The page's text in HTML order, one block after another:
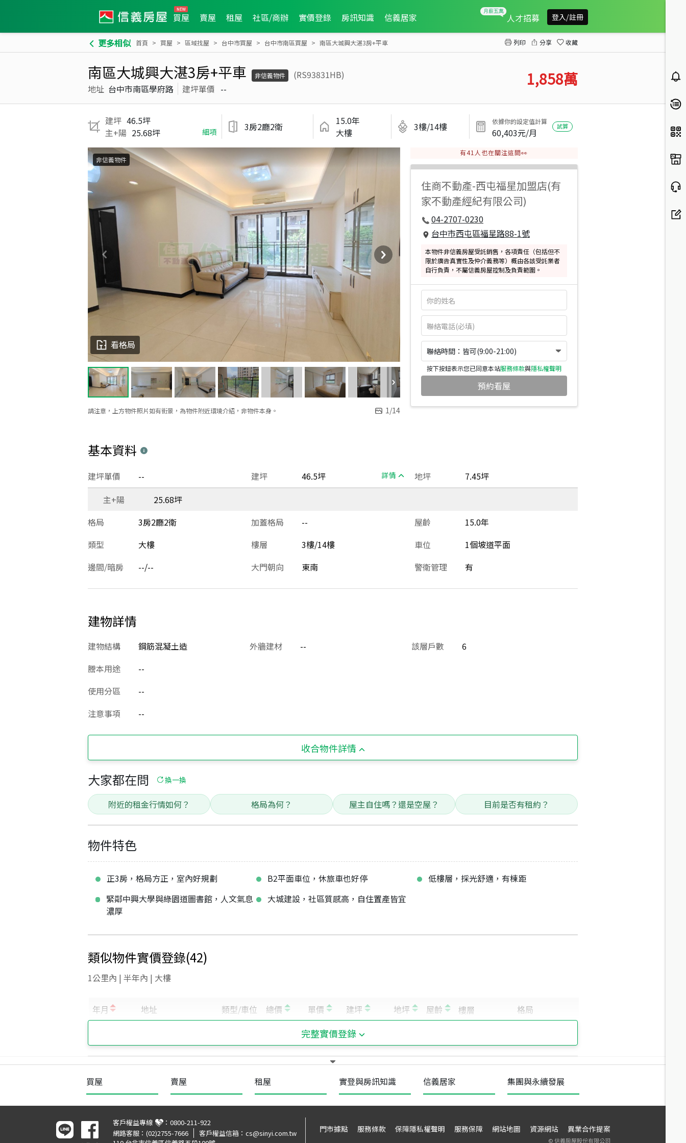
買屋 賣屋 租屋 社區/商辦 實價登錄 房訊知識 信義居家 人才招募 登入/註冊
更多相似 首頁 買屋 區域找屋 台中市買屋 台中市南區買屋 南區大城興大湛3房+平車 列印 分享 收藏
南區大城興大湛3房+平車 非信義物件
(RS93831HB)
地址 台中市南區學府路 建坪單價 -- 1,858萬
建坪 46.5坪
主+陽 25.68坪 細項 3房2廳2衛
15.0年
大樓
3樓/14樓 依據你的設定值計算
60,403元/月
試算
請注意，上方物件照片如有街景，為物件附近環境介紹，非物件本身。 1/14
看格局
非信義物件
有41 人也在關注這間👀
住商不動產-西屯福星加盟店(有
家不動產經紀有限公司)
04-2707-0230
台中市西屯區福星路88-1號
本物件非信義房屋受託銷售，各項責任（包括但不
限於廣告真實性及仲介義務等）概由各該受託業者
自行負責，不屬信義房屋控制及負責範圍。
聯絡時間：皆可(9:00-21:00)
按下按鈕表示您已同意本站服務條款與隱私權聲明
預約看屋
基本資料
建坪 46.5坪 詳情
建坪單價 -- 地坪
7.45坪
主+陽
25.68坪
格局
3房2廳2衛 加蓋格局 -- 屋齡
15.0年
類型
大樓 樓層 3樓/14樓 車位
1個坡道平面
邊間/暗房
--/-- 大門朝向 東南 警衛管理 有
建物詳情
建物結構 鋼筋混凝土造 外牆建材 -- 該層戶數
6
謄本用途
--
使用分區
--
注意事項
--
收合物件詳情
大家都在問 換一換
附近的租金行情如何？ 格局為何？ 屋主自住嗎？還是空屋？ 目前是否有租約？
物件特色
正3房，格局方正，室內好規劃 B2平面車位，休旅車也好停
低樓層，採光舒適，有棟距
緊鄰中興大學與綠園道圖書館，人文氣息
濃厚
大城建設，社區質感高，自住置產皆宜
類似物件實價登錄(42)
1公里內 | 半年內 | 大樓
完整實價登錄
買屋 賣屋 租屋 實登與房訊知識 信義居家 集團與永續發展
客戶權益專線 ： 0800-211-922
網路客服： (02)2755-7666 客戶權益信箱： cs@sinyi.com.tw
門市據點 服務條款 保障隱私權聲明 服務保障 網站地圖 資源網站 異業合作提案
©信義房屋股份有限公司